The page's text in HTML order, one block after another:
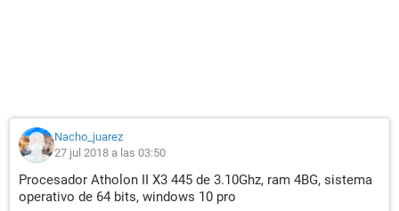
Nacho_juarez
27 jul 2018 a las 03:50
Procesador Atholon II X3 445 de 3.10Ghz, ram 4BG, sistema
operativo de 64 bits, windows 10 pro